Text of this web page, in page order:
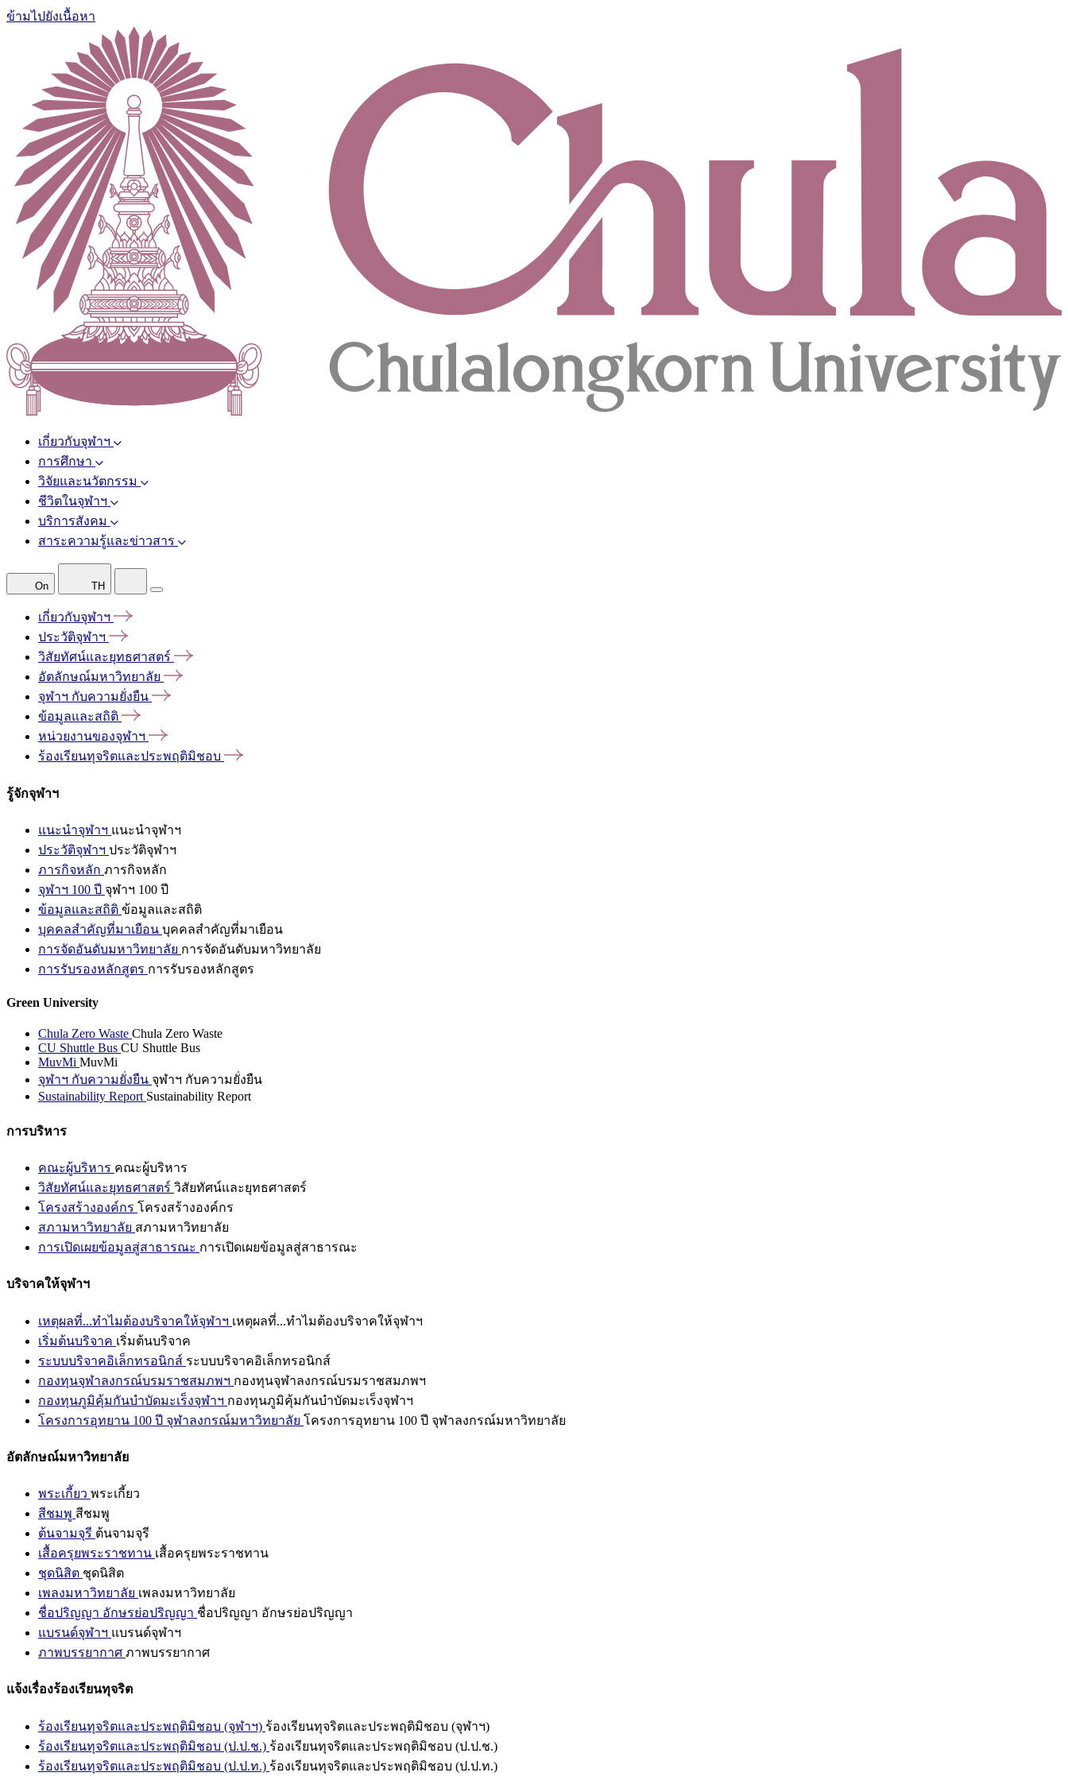
ข้ามไปยังเนื้อหา
เกี่ยวกับจุฬาฯ
การศึกษา
วิจัยและนวัตกรรม
ชีวิตในจุฬาฯ
บริการสังคม
สาระความรู้และข่าวสาร
On TH
เกี่ยวกับจุฬาฯ
ประวัติจุฬาฯ
วิสัยทัศน์และยุทธศาสตร์
อัตลักษณ์มหาวิทยาลัย
จุฬาฯ กับความยั่งยืน
ข้อมูลและสถิติ
หน่วยงานของจุฬาฯ
ร้องเรียนทุจริตและประพฤติมิชอบ
รู้จักจุฬาฯ
แนะนำจุฬาฯ แนะนำจุฬาฯ
ประวัติจุฬาฯ ประวัติจุฬาฯ
ภารกิจหลัก ภารกิจหลัก
จุฬาฯ 100 ปี จุฬาฯ 100 ปี
ข้อมูลและสถิติ ข้อมูลและสถิติ
บุคคลสำคัญที่มาเยือน บุคคลสำคัญที่มาเยือน
การจัดอันดับมหาวิทยาลัย การจัดอันดับมหาวิทยาลัย
การรับรองหลักสูตร การรับรองหลักสูตร
Green University
Chula Zero Waste Chula Zero Waste
CU Shuttle Bus CU Shuttle Bus
MuvMi MuvMi
จุฬาฯ กับความยั่งยืน จุฬาฯ กับความยั่งยืน
Sustainability Report Sustainability Report
การบริหาร
คณะผู้บริหาร คณะผู้บริหาร
วิสัยทัศน์และยุทธศาสตร์ วิสัยทัศน์และยุทธศาสตร์
โครงสร้างองค์กร โครงสร้างองค์กร
สภามหาวิทยาลัย สภามหาวิทยาลัย
การเปิดเผยข้อมูลสู่สาธารณะ การเปิดเผยข้อมูลสู่สาธารณะ
บริจาคให้จุฬาฯ
เหตุผลที่...ทำไมต้องบริจาคให้จุฬาฯ เหตุผลที่...ทำไมต้องบริจาคให้จุฬาฯ
เริ่มต้นบริจาค เริ่มต้นบริจาค
ระบบบริจาคอิเล็กทรอนิกส์ ระบบบริจาคอิเล็กทรอนิกส์
กองทุนจุฬาลงกรณ์บรมราชสมภพฯ กองทุนจุฬาลงกรณ์บรมราชสมภพฯ
กองทุนภูมิคุ้มกันบำบัดมะเร็งจุฬาฯ กองทุนภูมิคุ้มกันบำบัดมะเร็งจุฬาฯ
โครงการอุทยาน 100 ปี จุฬาลงกรณ์มหาวิทยาลัย โครงการอุทยาน 100 ปี จุฬาลงกรณ์มหาวิทยาลัย
อัตลักษณ์มหาวิทยาลัย
พระเกี้ยว พระเกี้ยว
สีชมพู สีชมพู
ต้นจามจุรี ต้นจามจุรี
เสื้อครุยพระราชทาน เสื้อครุยพระราชทาน
ชุดนิสิต ชุดนิสิต
เพลงมหาวิทยาลัย เพลงมหาวิทยาลัย
ชื่อปริญญา อักษรย่อปริญญา ชื่อปริญญา อักษรย่อปริญญา
แบรนด์จุฬาฯ แบรนด์จุฬาฯ
ภาพบรรยากาศ ภาพบรรยากาศ
แจ้งเรื่องร้องเรียนทุจริต
ร้องเรียนทุจริตและประพฤติมิชอบ (จุฬาฯ) ร้องเรียนทุจริตและประพฤติมิชอบ (จุฬาฯ)
ร้องเรียนทุจริตและประพฤติมิชอบ (ป.ป.ช.) ร้องเรียนทุจริตและประพฤติมิชอบ (ป.ป.ช.)
ร้องเรียนทุจริตและประพฤติมิชอบ (ป.ป.ท.) ร้องเรียนทุจริตและประพฤติมิชอบ (ป.ป.ท.)